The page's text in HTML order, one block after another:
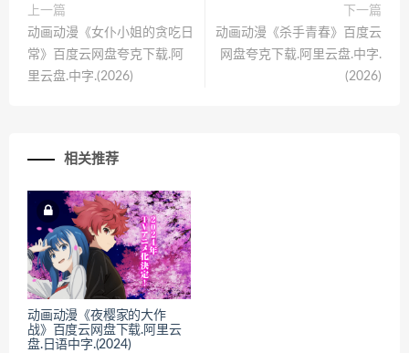
上一篇
动画动漫《女仆小姐的贪吃日
常》百度云网盘夸克下载.阿
里云盘.中字.(2026)
下一篇
动画动漫《杀手青春》百度云
网盘夸克下载.阿里云盘.中字.
(2026)
相关推荐
动画动漫《夜樱家的大作
战》百度云网盘下载.阿里云
盘.日语中字.(2024)